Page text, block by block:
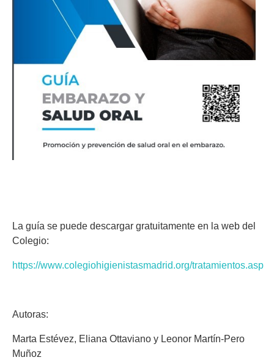
La guía se puede descargar gratuitamente en la web del
Colegio:
https://www.colegiohigienistasmadrid.org/tratamientos.asp
Autoras:
Marta Estévez, Eliana Ottaviano y Leonor Martín-Pero
Muñoz